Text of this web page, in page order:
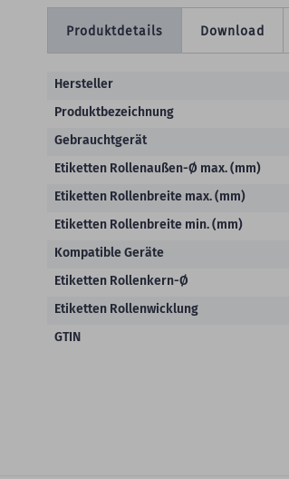
Produktdetails
Produktdetails
Hersteller
Produktbezeichnung
Gebrauchtgerät
Etiketten Rollenaußen-Ø max. (mm)
Etiketten Rollenbreite max. (mm)
Etiketten Rollenbreite min. (mm)
Kompatible Geräte
Etiketten Rollenkern-Ø
Etiketten Rollenwicklung
GTIN
Download